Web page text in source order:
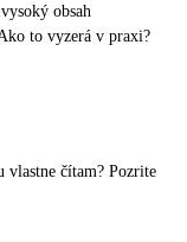
obsah
to vyzerá v praxi?
čítam? Pozrite